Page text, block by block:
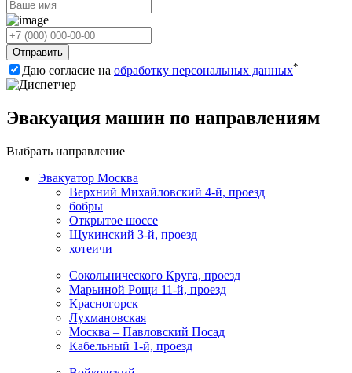
Отправить
Даю согласие на обработку персональных данных*
Эвакуация машин по направлениям
Выбрать направление
Эвакуатор Москва
Верхний Михайловский 4-й, проезд
бобры
Открытое шоссе
Щукинский 3-й, проезд
хотеичи
Сокольнического Круга, проезд
Марьиной Рощи 11-й, проезд
Красногорск
Лухмановская
Москва – Павловский Посад
Кабельный 1-й, проезд